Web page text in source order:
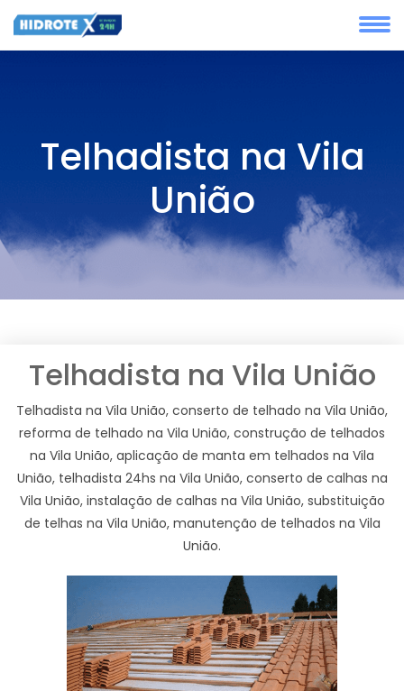
Telhadista na Vila
União
Telhadista na Vila União
Telhadista na Vila União, conserto de telhado na Vila União,
reforma de telhado na Vila União, construção de telhados
na Vila União, aplicação de manta em telhados na Vila
União, telhadista 24hs na Vila União, conserto de calhas na
Vila União, instalação de calhas na Vila União, substituição
de telhas na Vila União, manutenção de telhados na Vila
União.